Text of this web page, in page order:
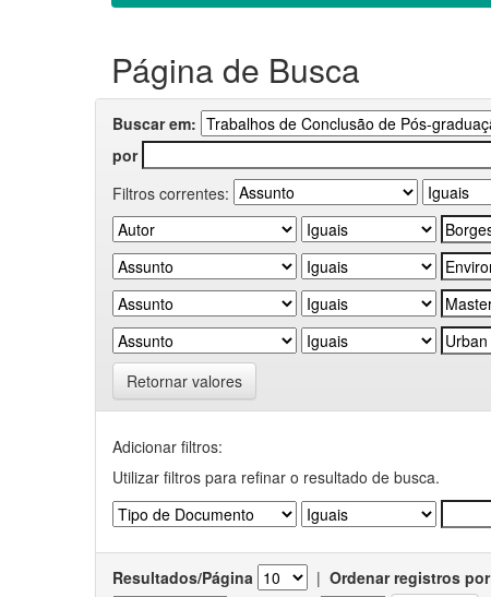
Página de Busca
Buscar em:
por
Filtros correntes:
Retornar valores
Adicionar filtros:
Utilizar filtros para refinar o resultado de busca.
Resultados/Página | Ordenar registros por